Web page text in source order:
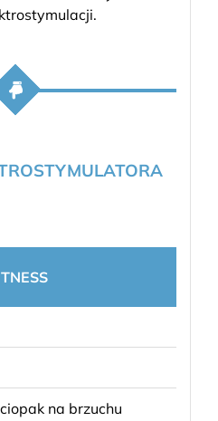
na brzuchu